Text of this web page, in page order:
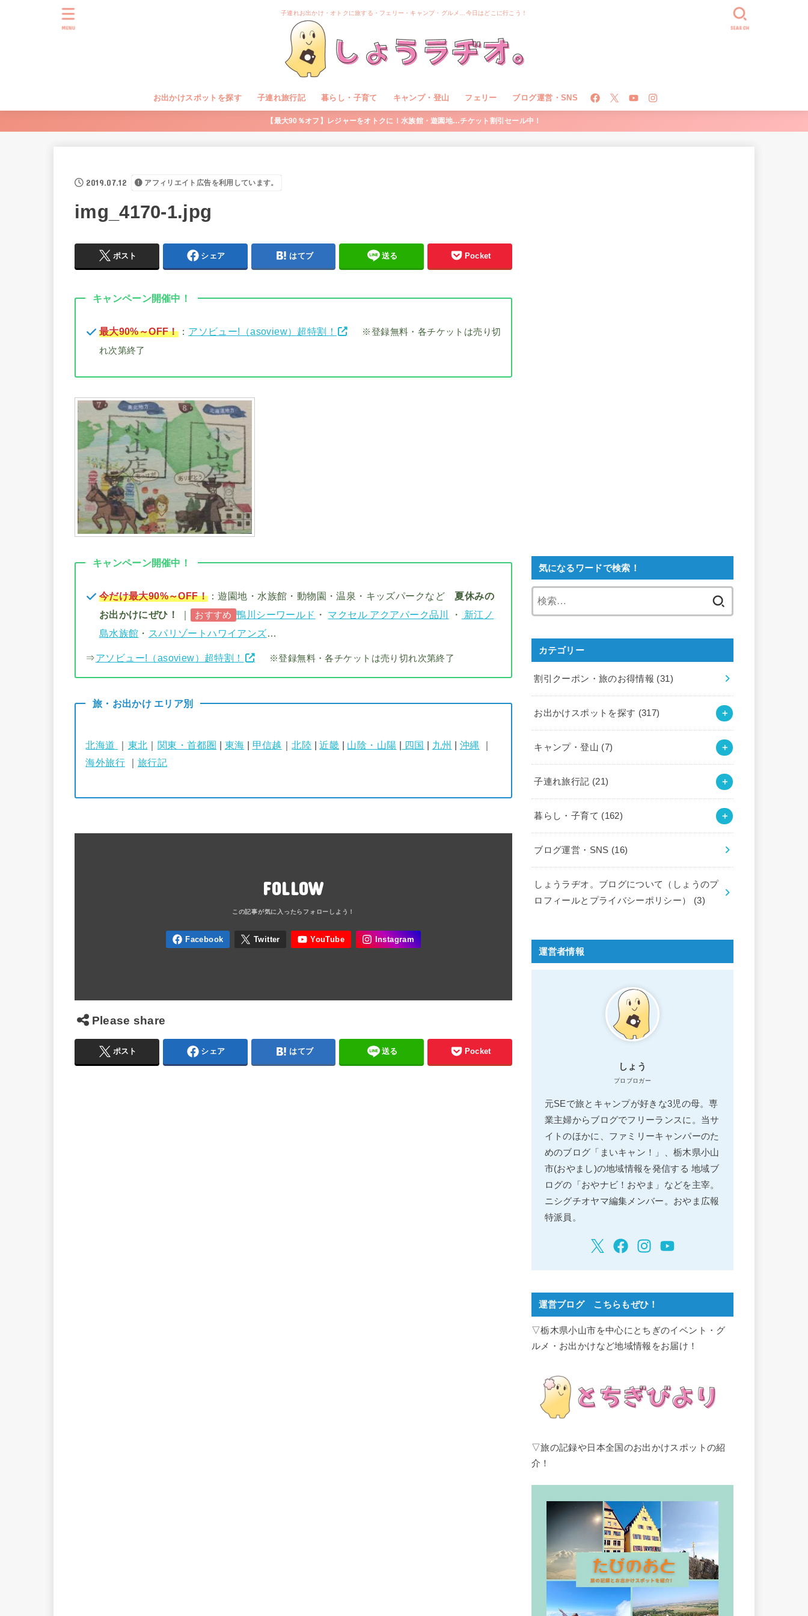
子連れお出かけ・オトクに旅する・フェリー・キャンプ・グルメ…今日はどこに行こう！
お出かけスポットを探す 子連れ旅行記 暮らし・子育て キャンプ・登山 フェリー ブログ運営・SNS
SEARCH
MENU
【最大90％オフ】レジャーをオトクに！水族館・遊園地…チケット割引セール中！
2019.07.12 アフィリエイト広告を利用しています。
img_4170-1.jpg
ポスト シェア はてブ 送る Pocket
キャンペーン開催中！
最大90%～OFF！： アソビュー!（asoview）超特割！
※登録無料・各チケットは売り切
れ次第終了
キャンペーン開催中！
今だけ最大90%～OFF！ ：遊園地・水族館・動物園・温泉・キッズパークなど夏休みの
お出かけにぜひ！
｜ おすすめ 鴨川シーワールド ・ マクセル アクアパーク品川 ・
新江ノ
島水族館 ・ スパリゾートハワイアンズ…
⇒アソビュー!（asoview）超特割！ ※登録無料・各チケットは売り切れ次第終了
旅・お出かけ エリア別
北海道 ｜ 東北 ｜ 関東・首都圏 | 東海 | 甲信越 ｜北陸 |近畿 | 山陰・山陽 | 四国 | 九州 | 沖縄 ｜
海外旅行 ｜ 旅行記
FOLLOW
Please share
ポスト シェア はてブ 送る Pocket
気になるワードで検索！
カテゴリー
割引クーポン・旅のお得情報 (31)
お出かけスポットを探す (317)
キャンプ・登山 (7)
子連れ旅行記 (21)
暮らし・子育て (162)
ブログ運営・SNS (16)
しょうラヂオ。ブログについて（しょうのプ
ロフィールとプライバシーポリシー） (3)
運営者情報
しょう
プロブロガー
元SEで旅とキャンプが好きな3児の母。専
業主婦からブログでフリーランスに。当サ
イトのほかに、ファミリーキャンパーのた
めのブログ「まいキャン！」、栃木県小山
市(おやまし)の地域情報を発信する 地域ブ
ログの「おやナビ！おやま」などを主宰。
ニシグチオヤマ編集メンバー。おやま広報
特派員。
運営ブログ こちらもぜひ！
▽栃木県小山市を中心にとちぎのイベント・グ
ルメ・お出かけなど地域情報をお届け！
▽旅の記録や日本全国のお出かけスポットの紹
介！